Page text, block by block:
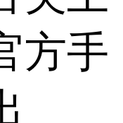
方手